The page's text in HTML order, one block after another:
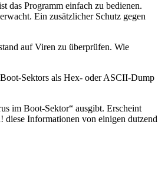
das Programm einfach zu bedienen.
Ein zusätzlicher Schutz gegen
auf Viren zu überprüfen. Wie
Sektors als Hex- oder ASCII-Dump
im Boot-Sektor“ ausgibt. Erscheint
diese Informationen von einigen dutzend